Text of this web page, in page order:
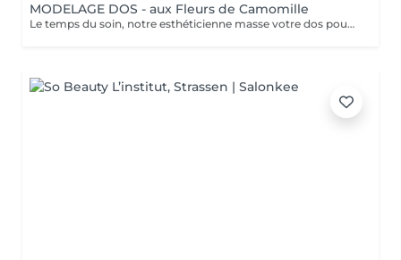
MODELAGE DOS - aux Fleurs de Camomille
Le temps du soin, notre esthéticienne masse votre dos pour un confort sans précédent.